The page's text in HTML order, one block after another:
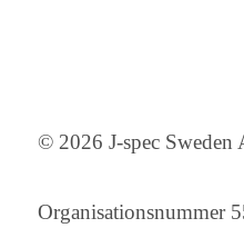
© 2026 J-spec Sweden
Organisationsnummer